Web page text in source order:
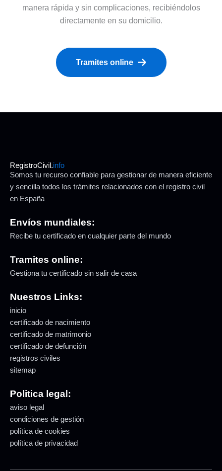
manera rápida y sin complicaciones, recibiéndolos
directamente en su domicilio.
Tramites online
RegistroCivil.info
Somos tu recurso confiable para gestionar de manera eficiente
y sencilla todos los trámites relacionados con el registro civil
en España
Envíos mundiales:
Recibe tu certificado en cualquier parte del mundo
Tramites online:
Gestiona tu certificado sin salir de casa
Nuestros Links:
inicio
certificado de nacimiento
certificado de matrimonio
certificado de defunción
registros civiles
sitemap
Politica legal:
aviso legal
condiciones de gestión
política de cookies
política de privacidad